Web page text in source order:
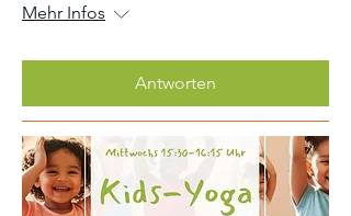
Mehr Infos
Antworten